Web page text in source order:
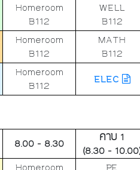
Homeroom
B112
WELL
B112
Homeroom
B112
MATH
B112
Homeroom
B112
ELEC
8.00 - 8.30
คาบ 1
(8.30 -